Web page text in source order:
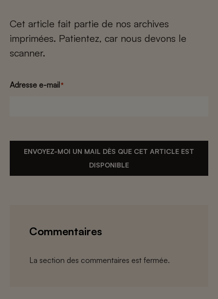
Cet article fait partie de nos archives
imprimées. Patientez, car nous devons le
scanner.
Adresse e-mail*
ENVOYEZ-MOI UN MAIL DÈS QUE CET ARTICLE EST
DISPONIBLE
Commentaires
La section des commentaires est fermée.